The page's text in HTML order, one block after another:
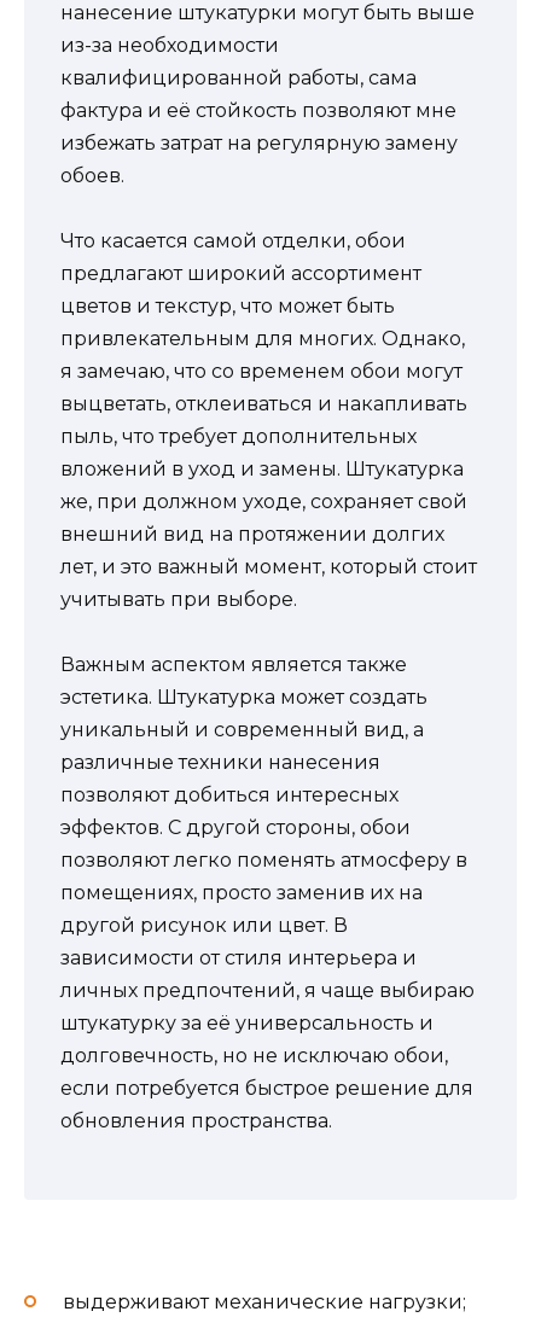
нанесение штукатурки могут быть выше
из-за необходимости
квалифицированной работы, сама
фактура и её стойкость позволяют мне
избежать затрат на регулярную замену
обоев.
Что касается самой отделки, обои
предлагают широкий ассортимент
цветов и текстур, что может быть
привлекательным для многих. Однако,
я замечаю, что со временем обои могут
выцветать, отклеиваться и накапливать
пыль, что требует дополнительных
вложений в уход и замены. Штукатурка
же, при должном уходе, сохраняет свой
внешний вид на протяжении долгих
лет, и это важный момент, который стоит
учитывать при выборе.
Важным аспектом является также
эстетика. Штукатурка может создать
уникальный и современный вид, а
различные техники нанесения
позволяют добиться интересных
эффектов. С другой стороны, обои
позволяют легко поменять атмосферу в
помещениях, просто заменив их на
другой рисунок или цвет. В
зависимости от стиля интерьера и
личных предпочтений, я чаще выбираю
штукатурку за её универсальность и
долговечность, но не исключаю обои,
если потребуется быстрое решение для
обновления пространства.
выдерживают механические нагрузки;